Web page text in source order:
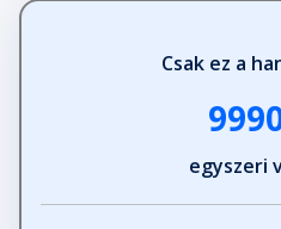
Csak ez a
egyszeri